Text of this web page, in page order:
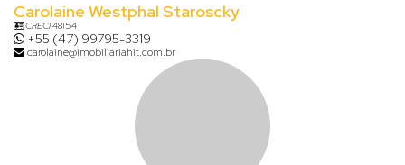
Carolaine Westphal Staroscky
CRECI48154
+55 (47) 99795-3319
carolaine@imobiliariahit.com.br